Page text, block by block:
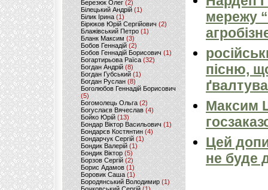
Березюк Олег(2)
Білецький Андрій (1)
Білик Ірина (1)
Бірюков Юрій Сергійович (2)
Блажівський Петро (1)
Бланк Максим(3)
Бобов Геннадій (2)
Бобов Геннадій Борисович (1)
Богартирьова Раїса (32)
Богдан Андрій(8)
Богдан Губський (1)
Богдан Руслан(8)
Боголюбов Геннадій Борисович
(5)
Богомолець Ольга (2)
Богуслаєв Вячеслав (4)
Бойко Юрій (13)
Бондар Віктор Васильович (1)
Бондарєв Костянтин (4)
Бондарчук Сергій(1)
Бондик Валерій (1)
Бондик Віктор(5)
Борзов Сергiй (2)
Борис Адамов(1)
Боровик Саша (1)
Бородянський Володимир (1)
мережу
пісню,
Максим
Цей
не буде